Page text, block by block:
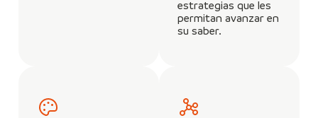
estrategias que les
permitan avanzar en
su saber.